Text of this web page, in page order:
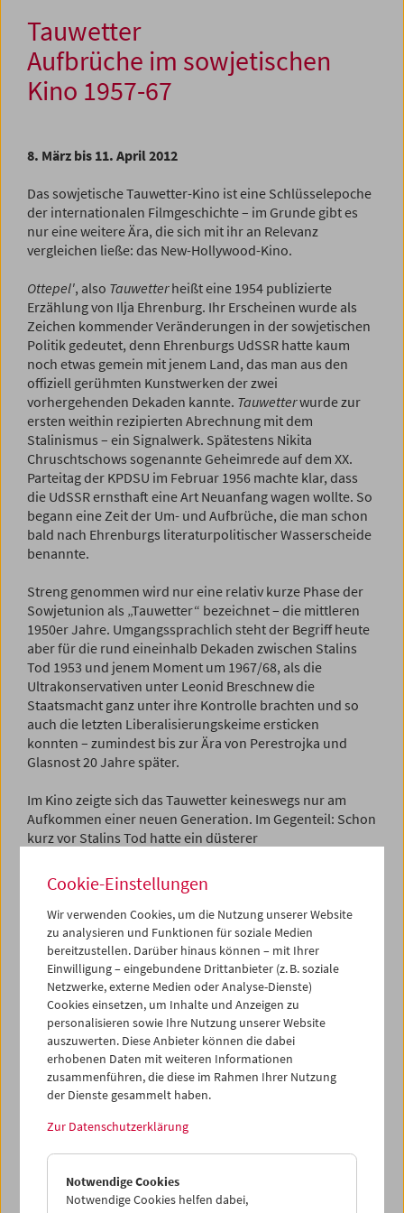
Tauwetter
Aufbrüche im sowjetischen
Kino 1957-67
8. März bis 11. April 2012
Das sowjetische Tauwetter-Kino ist eine Schlüssel­epoche
der internationalen Filmgeschichte – im Grunde gibt es
nur eine weitere Ära, die sich mit ihr an Relevanz
vergleichen ließe: das New-­Hollywood-Kino.
Ottepel', also Tauwetterheißt eine 1954 publizierte
Erzählung von Ilja Ehrenburg. Ihr Erscheinen wurde als
Zeichen kommender Veränderungen in der sowjetischen
Politik gedeutet, denn Ehrenburgs UdSSR hatte kaum
noch etwas gemein mit jenem Land, das man aus den
offiziell gerühmten Kunstwerken der zwei
vorhergehenden Dekaden kannte. Tauwetterwurde zur
ersten weithin rezipierten Abrechnung mit dem
Stalinismus – ein Signalwerk. Spätestens Nikita
Chruschtschows sogenannte Geheimrede auf dem XX.
Parteitag der KPDSU im Februar 1956 machte klar, dass
die UdSSR ernsthaft eine Art Neuanfang wagen wollte. So
begann eine Zeit der Um- und Aufbrüche, die man schon
bald nach Ehrenburgs literaturpolitischer Wasserscheide
benannte.
Streng genommen wird nur eine relativ kurze Phase der
Sowjet­union als „Tauwetter“ bezeichnet – die mittleren
1950er Jahre. Umgangssprachlich steht der Begriff heute
aber für die rund eineinhalb Dekaden zwischen Stalins
Tod 1953 und jenem Moment um 1967/68, als die
Ultrakonservativen unter Leonid Breschnew die
Staatsmacht ganz unter ihre Kontrolle brachten und so
auch die letzten ­Liberalisierungskeime ersticken
konnten – zumindest bis zur Ära von Perestrojka und
Glasnost 20 Jahre später.
Im Kino zeigte sich das Tauwetter keineswegs nur am
Aufkommen einer neuen Generation. Im Gegenteil: Schon
kurz vor Stalins Tod hatte ein düsterer
Pudovkin die klimatischen Veränderungen
vorhergesehen. Worin sich auch schon eine
filmhistorische Eigenheit des Tauwetters andeutet: Nie
zuvor und nie danach arbeiteten in einer Kinematografie
mehrere Generationengemeinsaman einer
grundsätzlichen Erneuerung ihres Filmschaffens – das
gab es selbst im multigenerationellen New Hollywood
nicht.
Zu den zentralen Tauwetter-Gestaltern gehörten: 1.
Michail Romm(9 Tage eines Jahres, Der gewöhnliche
Faschismus),Michail Kalato­zov (Wenn die Kraniche ziehen,
Der Brief, der nie ankam)und ­Fridrich Ėrmler
Gericht der Geschichte)– drei etablierte Meister, die noch
(Zastava Il'iča / Ich bin zwanzig Jahre alt),Grigorij Čuchraj
(Die Ballade vom Soldaten),
Naumov ­(Pavel Korčagin),Michail Švejcer
Cookie-Einstellungen
Wir verwenden Cookies, um die Nutzung unserer Website
zu analysieren und Funktionen für soziale Medien
bereitzustellen. Darüber hinaus können – mit Ihrer
Einwilligung – eingebundene Drittanbieter (z. B. soziale
Netzwerke, externe Medien oder Analyse-Dienste)
Cookies einsetzen, um Inhalte und Anzeigen zu
personalisieren sowie Ihre Nutzung unserer Website
auszuwerten. Diese Anbieter können die dabei
erhobenen Daten mit weiteren Informationen
zusammenführen, die diese im Rahmen Ihrer Nutzung
der Dienste gesammelt haben.
Zur Datenschutzerklärung
Notwendige Cookies
Notwendige Cookies helfen dabei,